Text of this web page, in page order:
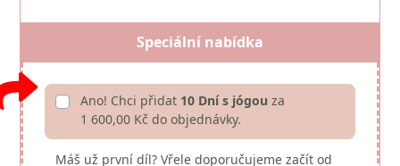
Speciální nabídka
Ano! Chci přidat 10 Dní s jógou za
1 600,00 Kč do objednávky.
Máš už první díl? Vřele doporučujeme začít od